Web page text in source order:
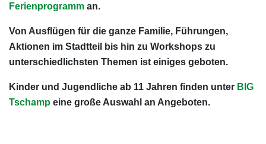
Ferienprogramm an.
Von Ausflügen für die ganze Familie, Führungen,
Aktionen im Stadtteil bis hin zu Workshops zu
unterschiedlichsten Themen ist einiges geboten.
Kinder und Jugendliche ab 11 Jahren finden unter BIG
Tschamp eine große Auswahl an Angeboten.